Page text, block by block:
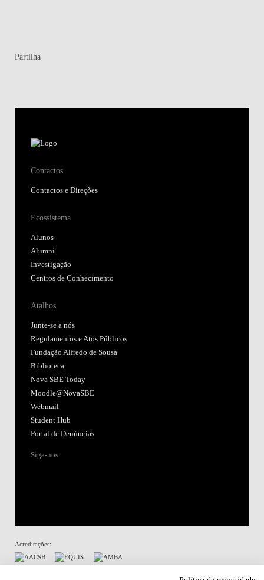
Partilha
Contactos
Contactos e Direções
Ecossistema
Alunos
Alumni
Investigação
Centros de Conhecimento
Atalhos
Junte-se a nós
Regulamentos e Atos Públicos
Fundação Alfredo de Sousa
Biblioteca
Nova SBE Today
Moodle@NovaSBE
Webmail
Student Hub
Portal de Denúncias
Siga-nos
Acreditações: